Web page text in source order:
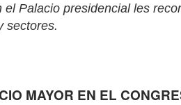
el Palacio presidencial les
sectores.
MAYOR EN EL